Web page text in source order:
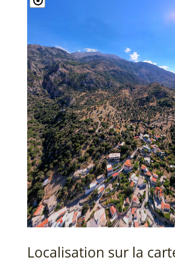
Localisation sur la